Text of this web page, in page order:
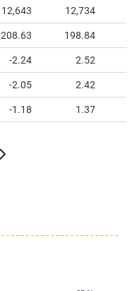
12,643 12,734
208.63 198.84
-2.24 2.52
-2.05 2.42
-1.18 1.37